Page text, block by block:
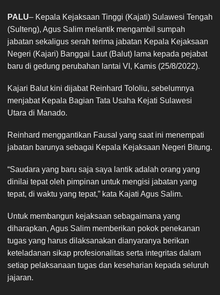
PALU– Kepala Kejaksaan Tinggi (Kajati) Sulawesi Tengah
(Sulteng), Agus Salim melantik mengambil sumpah
jabatan sekaligus serah terima jabatan Kepala Kejaksaan
Negeri (Kajari) Banggai Laut (Balut) lama kepada pejabat
baru di gedung perubahan lantai VI, Kamis (25/8/2022).
Kajari Balut kini dijabat Reinhard Tololiu, sebelumnya
menjabat Kepala Bagian Tata Usaha Kejati Sulawesi
Utara di Manado.
Reinhard menggantikan Fausal yang saat ini menempati
jabatan barunya sebagai Kepala Kejaksaan Negeri Bitung.
“Saudara yang baru saja saya lantik adalah orang yang
dinilai tepat oleh pimpinan untuk mengisi jabatan yang
tepat, di waktu yang tepat,” kata Kajati Agus Salim.
Untuk membangun kejaksaan sebagaimana yang
diharapkan, Agus Salim memberikan pokok penekanan
tugas yang harus dilaksanakan dianyaranya berikan
keteladanan sikap profesionalitas serta integritas dalam
setiap pelaksanaan tugas dan keseharian kepada seluruh
jajaran.